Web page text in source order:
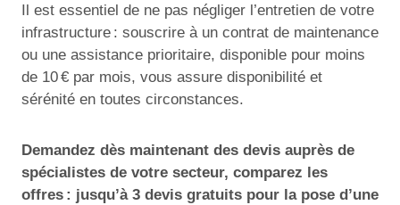
Il est essentiel de ne pas négliger l’entretien de votre
infrastructure : souscrire à un contrat de maintenance
ou une assistance prioritaire, disponible pour moins
de 10 € par mois, vous assure disponibilité et
sérénité en toutes circonstances.
Demandez dès maintenant des devis auprès de
spécialistes de votre secteur, comparez les
offres : jusqu’à 3 devis gratuits pour la pose d’une